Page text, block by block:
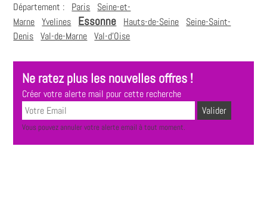
Département : Paris
Seine-et-
Marne Yvelines Essonne Hauts-de-Seine
Seine-Saint-
Denis Val-de-Marne Val-d'Oise
Ne ratez plus les nouvelles offres !
Créer votre alerte mail pour cette recherche
Vous pouvez annuler votre alerte email à tout moment.